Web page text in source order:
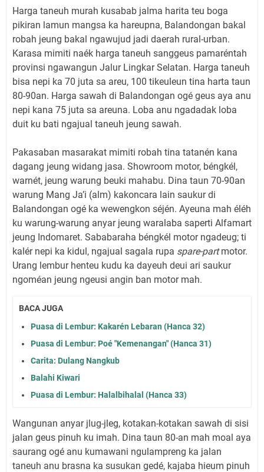
Harga taneuh murah kusabab jalma harita teu boga
pikiran lamun mangsa ka hareupna, Balandongan bakal
robah jeung bakal ngawujud jadi daerah rural-urban.
Karasa mimiti naék harga taneuh sanggeus pamaréntah
provinsi ngawangun Jalur Lingkar Selatan. Harga taneuh
bisa nepi ka 70 juta sa areu, 100 tikeuleun tina harta taun
80-90an. Harga sawah di Balandongan ogé geus aya anu
nepi kana 75 juta sa areuna. Loba anu ngadadak loba
duit ku bati ngajual taneuh jeung sawah.
Pakasaban masarakat mimiti robah tina tatanén kana
dagang jeung widang jasa. Showroom motor, béngkél,
warnét, jeung warung beuki mahabu. Dina taun 70-90an
warung Mang Ja’i (alm) kakoncara lain saukur di
Balandongan ogé ka wewengkon séjén. Ayeuna mah éléh
ku warung-warung anyar jeung waralaba saperti Alfamart
jeung Indomaret. Sababaraha béngkél motor ngadeug; ti
kalér nepi ka kidul, ngajual sagala rupa spare-partmotor.
Urang lembur henteu kudu ka dayeuh deui ari saukur
ngoméan jeung ngeusi angin ban motor mah.
BACA JUGA
Puasa di Lembur: Kakarén Lebaran (Hanca 32)
Puasa di Lembur: Poé "Kemenangan" (Hanca 31)
Carita: Dulang Nangkub
Balahi Kiwari
Puasa di Lembur: Halalbihalal (Hanca 33)
Wangunan anyar jlug-jleg, kotakan-kotakan sawah di sisi
jalan geus pinuh ku imah. Dina taun 80-an mah moal aya
saurang ogé anu kumawani ngulampreng ka jalan
taneuh anu brasna ka susukan gedé, kajaba hieum pinuh